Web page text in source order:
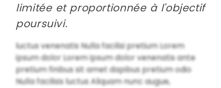
limitée et proportionnée à l'objectif
poursuivi.
luctus venenatis Nulla facilisi pretium Lorem
ipsum dolor Lorem ipsum dolor venenatis ante
pretium finibus sit amet dapibus pretium odio
Nulla facilisis luctus Aliquam nunc augue,